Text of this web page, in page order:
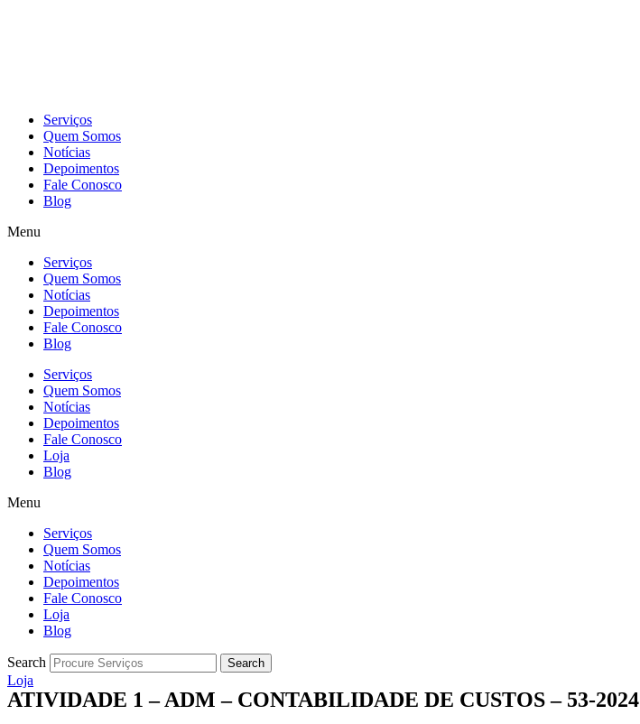
Serviços
Quem Somos
Notícias
Depoimentos
Fale Conosco
Blog
Menu
Serviços
Quem Somos
Notícias
Depoimentos
Fale Conosco
Blog
Serviços
Quem Somos
Notícias
Depoimentos
Fale Conosco
Loja
Blog
Menu
Serviços
Quem Somos
Notícias
Depoimentos
Fale Conosco
Loja
Blog
Search Search
Loja
ATIVIDADE 1 – ADM – CONTABILIDADE DE CUSTOS – 53-2024